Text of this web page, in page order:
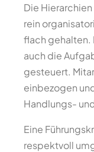
Die
rein
flach gehalten.
auch die
gesteuert.
einbezogen
Handlungs-
Eine
respektvoll